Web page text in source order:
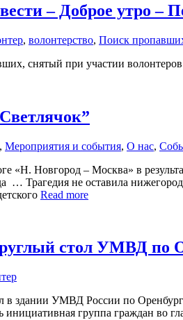
– Доброе утро –
, волонтерство, Поиск
снятый при участии
, Мероприятия и события, О нас,
«Н. Новгород – Москва» в
… Трагедия не оставила
Read more
стол УМВД по
в здании УМВД России по
инициативная группа граждан во